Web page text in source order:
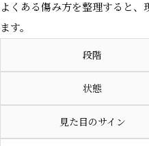
よくある傷み方を整理すると、
ます。
段階
状態
見た目のサイン